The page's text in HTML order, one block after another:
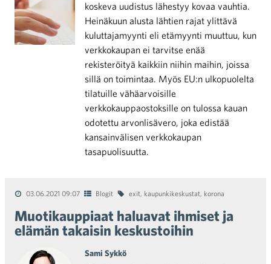
koskeva uudistus lähestyy kovaa vauhtia.
Heinäkuun alusta lähtien rajat ylittävä
kuluttajamyynti eli etämyynti muuttuu, kun
verkkokaupan ei tarvitse enää
rekisteröityä kaikkiin niihin maihin, joissa
sillä on toimintaa. Myös EU:n ulkopuolelta
tilatuille vähäarvoisille
verkkokauppaostoksille on tulossa kauan
odotettu arvonlisävero, joka edistää
kansainvälisen verkkokaupan
tasapuolisuutta.
03.06.2021 09:07 Blogit exit, kaupunkikeskustat, korona
Muotikauppiaat haluavat ihmiset ja
elämän takaisin keskustoihin
Sami Sykkö